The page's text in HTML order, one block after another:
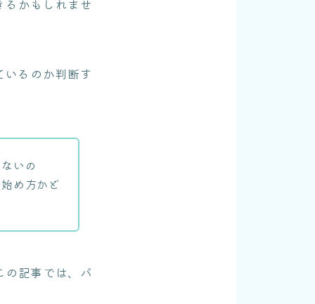
かもしれませ
るのか判断す
いの
め方かど
の記事では、パ